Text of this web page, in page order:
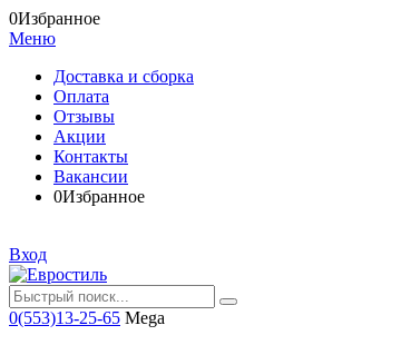
0Избранное
Меню
Доставка и сборка
Оплата
Отзывы
Акции
Контакты
Вакансии
0Избранное
Вход
0(553)13-25-65 Mega